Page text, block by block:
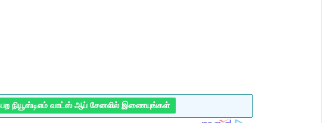
நியூஸ்டிஎம் வாட்ஸ் ஆப் சேனலில் இணையுங்கள்